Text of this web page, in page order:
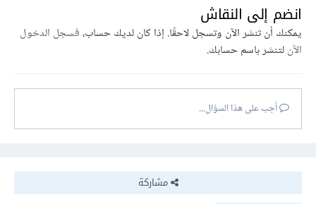
انضم إلى النقاش
يمكنك أن تنشر الآن وتسجل لاحقًا. إذا كان لديك حساب،فسجل الدخول
الآنلتنشر باسم حسابك.
أجب على هذا السؤال...
مشاركة